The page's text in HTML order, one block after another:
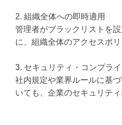
2. 組織全体への即時適用
管理者がブラックリストを
に、組織全体のアクセスポ
3. セキュリティ・コンプラ
社内規定や業界ルールに基
いても、企業のセキュリテ